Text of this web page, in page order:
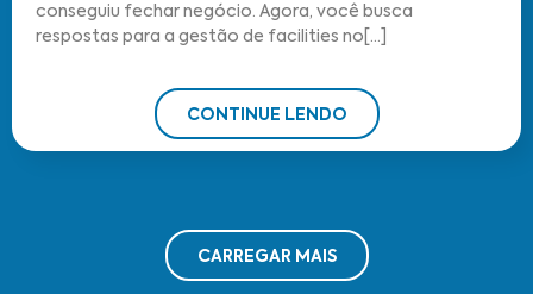
conseguiu fechar negócio. Agora, você busca
respostas para a gestão de facilities no[...]
CONTINUE LENDO
CARREGAR MAIS